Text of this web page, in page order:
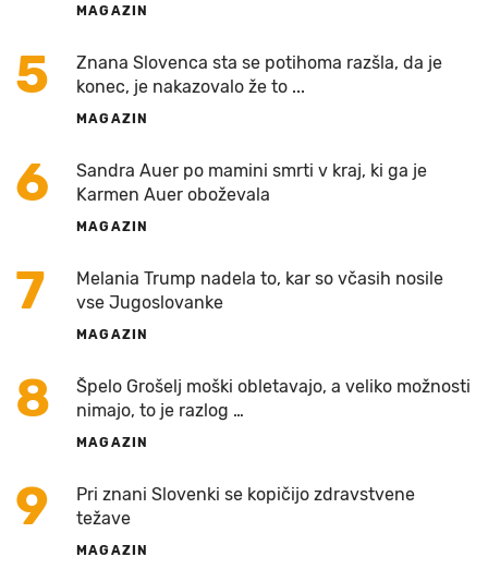
MAGAZIN
5
Znana Slovenca sta se potihoma razšla, da je
konec, je nakazovalo že to ...
MAGAZIN
6
Sandra Auer po mamini smrti v kraj, ki ga je
Karmen Auer oboževala
MAGAZIN
7
Melania Trump nadela to, kar so včasih nosile
vse Jugoslovanke
MAGAZIN
8
Špelo Grošelj moški obletavajo, a veliko možnosti
nimajo, to je razlog …
MAGAZIN
9
Pri znani Slovenki se kopičijo zdravstvene
težave
MAGAZIN